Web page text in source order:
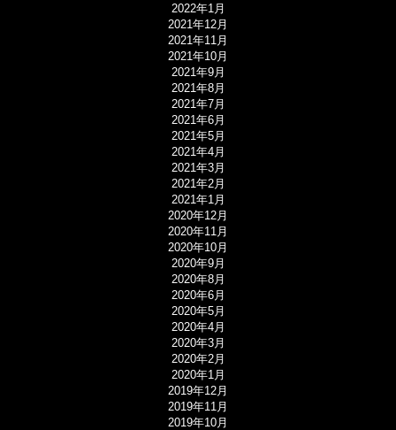
2022年1月
2021年12月
2021年11月
2021年10月
2021年9月
2021年8月
2021年7月
2021年6月
2021年5月
2021年4月
2021年3月
2021年2月
2021年1月
2020年12月
2020年11月
2020年10月
2020年9月
2020年8月
2020年6月
2020年5月
2020年4月
2020年3月
2020年2月
2020年1月
2019年12月
2019年11月
2019年10月